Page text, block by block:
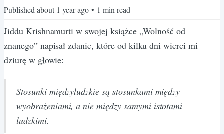
Published about 1 year ago • 1 min read
Jiddu Krishnamurti w swojej książce „Wolność od
znanego” napisał zdanie, które od kilku dni wierci mi
dziurę w głowie:
Stosunki międzyludzkie są stosunkami między
wyobrażeniami, a nie między samymi istotami
ludzkimi.